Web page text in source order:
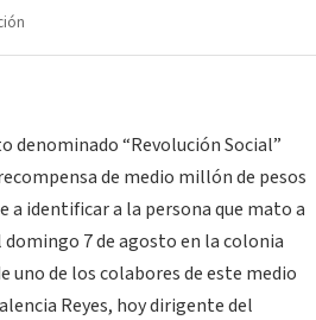
denominado “Revolución Social”
de medio millón de pesos
a identificar a la persona que mato a
domingo 7 de agosto en la colonia
uno de los colabores de este medio
Reyes, hoy dirigente del